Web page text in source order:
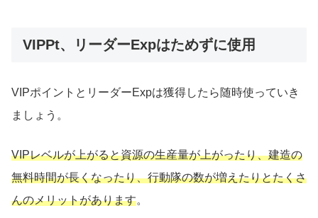
VIPPt、リーダーExpはためずに使用
VIPポイントとリーダーExpは獲得したら随時使っていき
ましょう。
VIPレベルが上がると資源の生産量が上がったり、建造の
無料時間が長くなったり、行動隊の数が増えたりとたくさ
んのメリットがあります。